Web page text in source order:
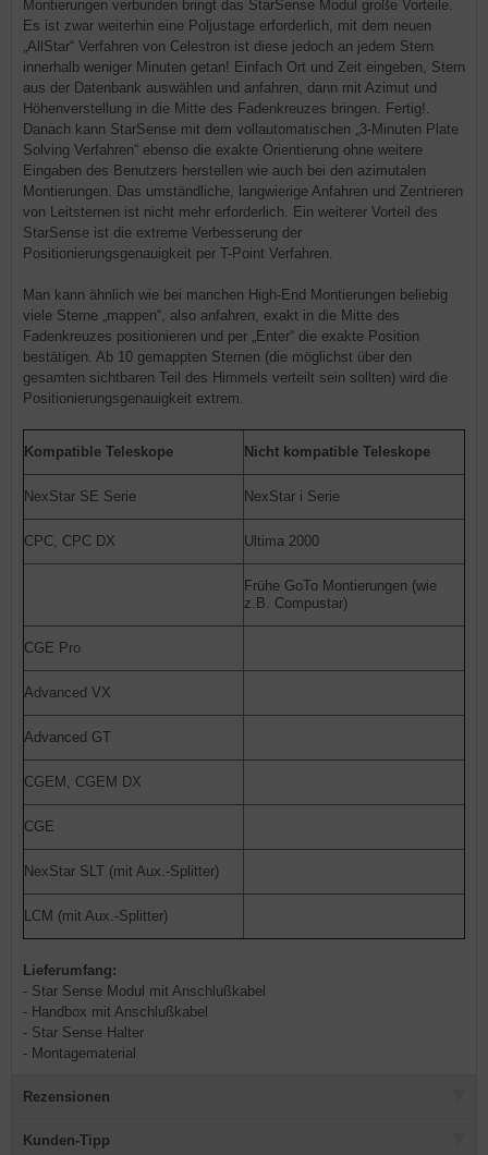
Montierungen verbunden bringt das StarSense Modul große Vorteile.
Es ist zwar weiterhin eine Poljustage erforderlich, mit dem neuen
„AllStar“ Verfahren von Celestron ist diese jedoch an jedem Stern
innerhalb weniger Minuten getan! Einfach Ort und Zeit eingeben, Stern
aus der Datenbank auswählen und anfahren, dann mit Azimut und
Höhenverstellung in die Mitte des Fadenkreuzes bringen. Fertig!.
Danach kann StarSense mit dem vollautomatischen „3-Minuten Plate
Solving Verfahren“ ebenso die exakte Orientierung ohne weitere
Eingaben des Benutzers herstellen wie auch bei den azimutalen
Montierungen. Das umständliche, langwierige Anfahren und Zentrieren
von Leitsternen ist nicht mehr erforderlich. Ein weiterer Vorteil des
StarSense ist die extreme Verbesserung der
Positionierungsgenauigkeit per T-Point Verfahren.
Man kann ähnlich wie bei manchen High-End Montierungen beliebig
viele Sterne „mappen“, also anfahren, exakt in die Mitte des
Fadenkreuzes positionieren und per „Enter“ die exakte Position
bestätigen. Ab 10 gemappten Sternen (die möglichst über den
gesamten sichtbaren Teil des Himmels verteilt sein sollten) wird die
Positionierungsgenauigkeit extrem.
Kompatible Teleskope Nicht kompatible Teleskope
NexStar SE Serie NexStar i Serie
CPC, CPC DX Ultima 2000
Frühe GoTo Montierungen (wie
z.B. Compustar)
CGE Pro
Advanced VX
Advanced GT
CGEM, CGEM DX
CGE
NexStar SLT (mit Aux.-Splitter)
LCM (mit Aux.-Splitter)
Lieferumfang:
- Star Sense Modul mit Anschlußkabel
- Handbox mit Anschlußkabel
- Star Sense Halter
- Montagematerial
Rezensionen
Kunden-Tipp